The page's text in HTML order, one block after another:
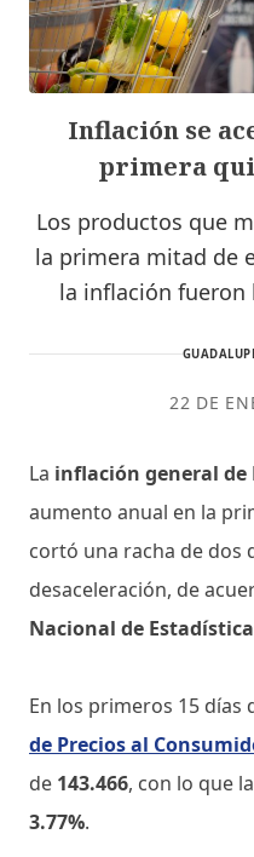
Inflación se
primera
Los productos que
la primera mitad de
la inflación fueron
22 DE
La inflación general de
aumento anual en la
cortó una racha de dos
desaceleración, de
Nacional de
En los primeros 15 días
de Precios al
de 143.466, con lo que
3.77%.